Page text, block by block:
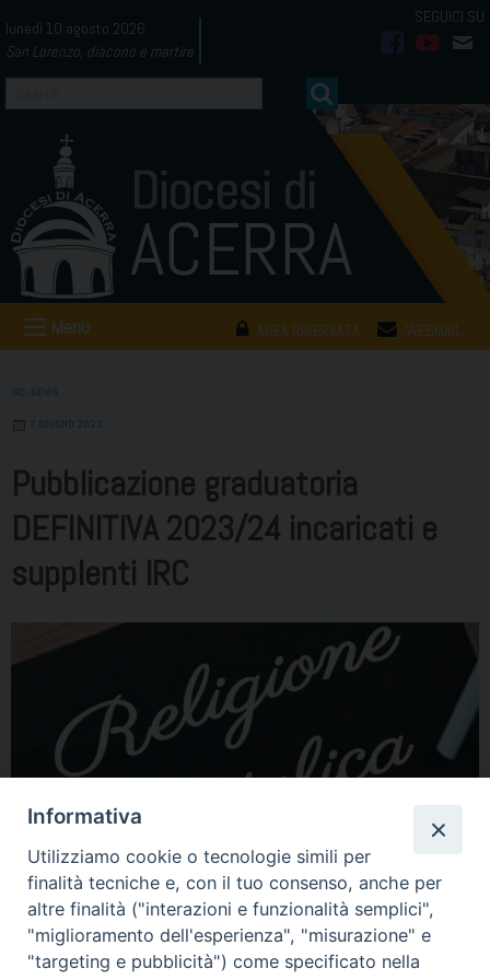
to
content
lunedì 10 agosto 2026
San Lorenzo, diacono e martire
AREA RISERVATA WEBMAIL
Menu
IRC NEWS
7 GIUGNO 2023
Pubblicazione graduatoria
DEFINITIVA 2023/24 incaricati e
supplenti IRC
Si comunica che su questo sito, al seguente link
è pubblicata la graduatoria
definitiva per gli incarichi di Religione cattolica per l’a.s. 2023/24.
Condividi…
Informativa
Utilizziamo cookie o tecnologie simili per
finalità tecniche e, con il tuo consenso, anche per
altre finalità ("interazioni e funzionalità semplici",
"miglioramento dell'esperienza", "misurazione" e
"targeting e pubblicità") come specificato nella